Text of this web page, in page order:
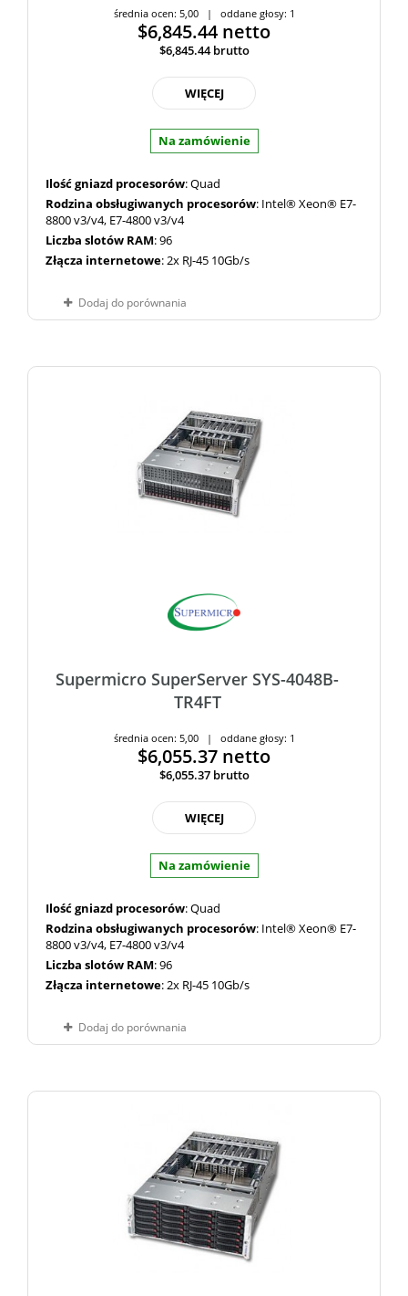
średnia ocen: 5,00 | oddane głosy: 1
$6,845.44 netto
$6,845.44brutto
WIĘCEJ
Na zamówienie
Ilość gniazd procesorów: Quad
Rodzina obsługiwanych procesorów: Intel® Xeon® E7-
8800 v3/v4, E7-4800 v3/v4
Liczba slotów RAM: 96
Złącza internetowe: 2x RJ-45 10Gb/s
Dodaj do porównania
Supermicro SuperServer SYS-4048B-
TR4FT
średnia ocen: 5,00 | oddane głosy: 1
$6,055.37 netto
$6,055.37 brutto
WIĘCEJ
Na zamówienie
Ilość gniazd procesorów: Quad
Rodzina obsługiwanych procesorów: Intel® Xeon® E7-
8800 v3/v4, E7-4800 v3/v4
Liczba slotów RAM: 96
Złącza internetowe: 2x RJ-45 10Gb/s
Dodaj do porównania